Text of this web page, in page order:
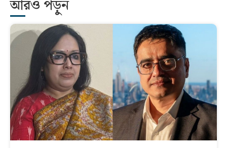
আরও পড়ুন